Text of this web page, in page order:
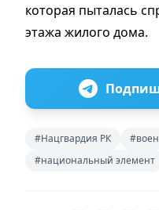
которая пыталась
этажа жилого дома.
#Нацгвардия РК
#национальный элемент